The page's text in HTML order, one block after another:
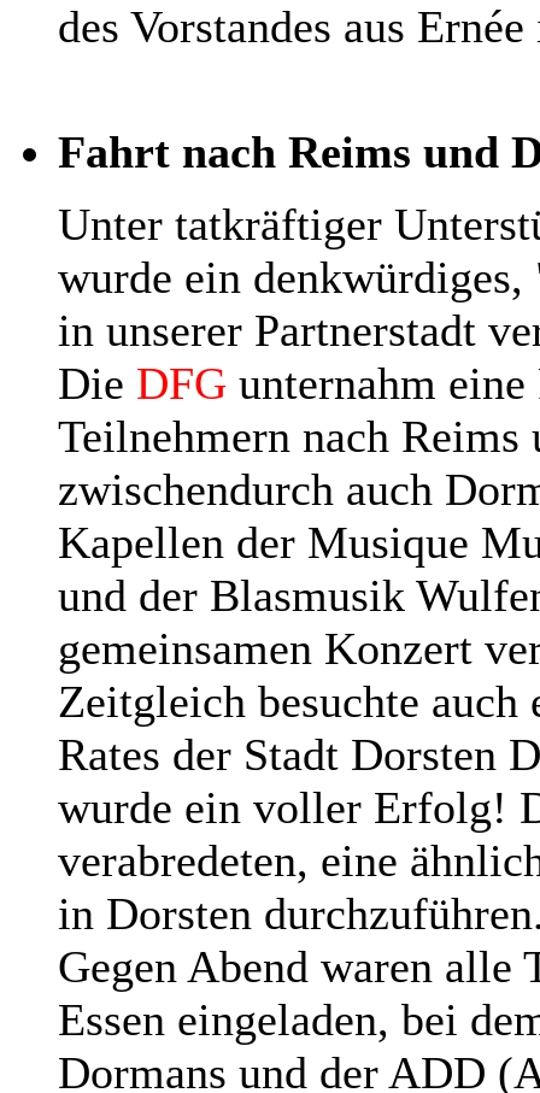
des Vorstandes aus
Fahrt nach Reims und
Unter tatkräftiger
wurde ein
in unserer Partnerstadt
Die DFG unternahm
Teilnehmern nach Reims
zwischendurch auch
Kapellen der Musique
und der Blasmusik
gemeinsamen Konzert
Zeitgleich besuchte auch
Rates der Stadt Dorsten
wurde ein voller Erfolg!
verabredeten, eine
in Dorsten
Gegen Abend waren alle
Essen eingeladen, bei
Dormans und der ADD